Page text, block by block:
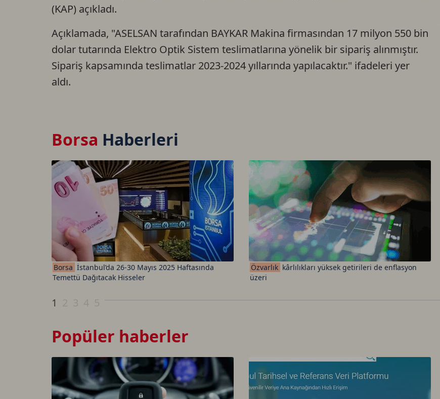
(KAP) açıkladı.
Açıklamada, "ASELSAN tarafından BAYKAR Makina firmasından 17 milyon 550 bin
dolar tutarında Elektro Optik Sistem teslimatlarına yönelik bir sipariş alınmıştır.
Sipariş kapsamında teslimatlar 2023-2024 yıllarında yapılacaktır." ifadeleri yer
aldı.
Borsa Haberleri
Borsa İstanbul’da 26-30 Mayıs 2025 Haftasında
Temettü Dağıtacak Hisseler
Özvarlık kârlılıkları yüksek getirileri de enflasyon
üzeri
1
Popüler haberler